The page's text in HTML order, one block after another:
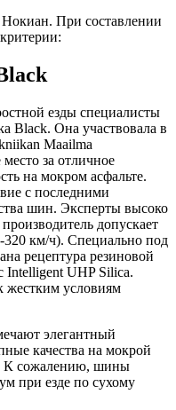
При составлении
езды специалисты
Black. Она участвовала в
Maailma
за отличное
на мокром асфальте.
с последними
шин. Эксперты высоко
допускает
320 км/ч). Специально под
рецептура резиновой
Intelligent UHP Silica.
жестким условиям
элегантный
качества на мокрой
К сожалению, шины
при езде по сухому